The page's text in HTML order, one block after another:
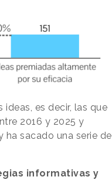
es decir, las que
2016 y 2025 y
sacado una serie de
informativas y